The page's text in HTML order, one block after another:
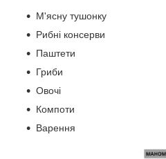
М'ясну тушонку
Рибні консерви
Паштети
Гриби
Овочі
Компоти
Варення